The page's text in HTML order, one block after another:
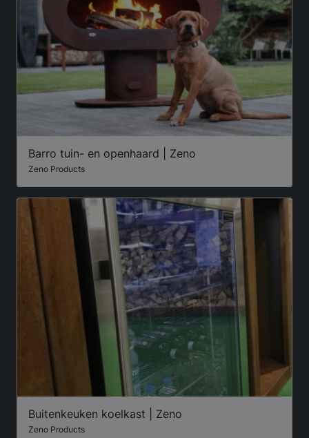
Barro tuin- en openhaard | Zeno
Zeno Products
Buitenkeuken koelkast | Zeno
Zeno Products